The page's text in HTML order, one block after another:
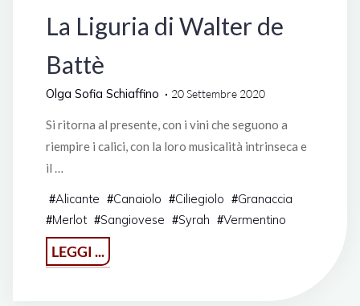
La Liguria di Walter de
Battè
Olga Sofia Schiaffino 20 Settembre 2020
Si ritorna al presente, con i vini che seguono a
riempire i calici, con la loro musicalità intrinseca e
il …
#Alicante #Canaiolo #Ciliegiolo #Granaccia
#Merlot #Sangiovese #Syrah #Vermentino
LEGGI ...
Liguria